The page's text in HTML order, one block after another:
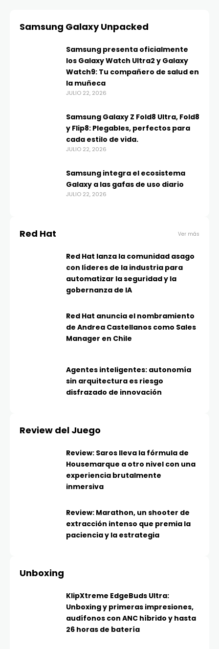
Samsung Galaxy Unpacked
Samsung presenta oficialmente
los Galaxy Watch Ultra2 y Galaxy
Watch9: Tu compañero de salud en
la muñeca
JULIO 22, 2026
Samsung Galaxy Z Fold8 Ultra, Fold8
y Flip8: Plegables, perfectos para
cada estilo de vida.
JULIO 22, 2026
Samsung integra el ecosistema
Galaxy a las gafas de uso diario
JULIO 22, 2026
Red Hat Ver más
Red Hat lanza la comunidad asago
con líderes de la industria para
automatizar la seguridad y la
gobernanza de IA
Red Hat anuncia el nombramiento
de Andrea Castellanos como Sales
Manager en Chile
Agentes inteligentes: autonomía
sin arquitectura es riesgo
disfrazado de innovación
Review del Juego
Review: Saros lleva la fórmula de
Housemarque a otro nivel con una
experiencia brutalmente
inmersiva
Review: Marathon, un shooter de
extracción intenso que premia la
paciencia y la estrategia
Unboxing
KlipXtreme EdgeBuds Ultra:
Unboxing y primeras impresiones,
audífonos con ANC híbrido y hasta
26 horas de batería